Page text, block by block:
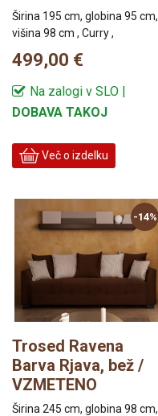
Širina 195 cm, globina 95 cm,
višina 98 cm , Curry ,
499,00 €
Na zalogi v SLO |
DOBAVA TAKOJ
Več o izdelku
-14%
Trosed Ravena
Barva Rjava, bež /
VZMETENO
Širina 245 cm, globina 98 cm,